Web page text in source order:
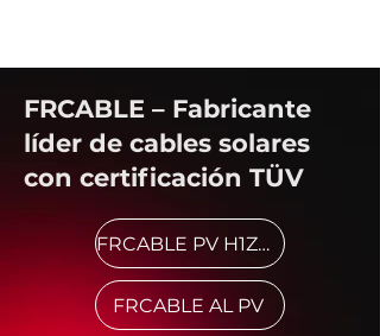
FRCABLE – Fabricante
líder de cables solares
con certificación TÜV
FRCABLE PV H1Z2Z2-K
FRCABLE AL PV